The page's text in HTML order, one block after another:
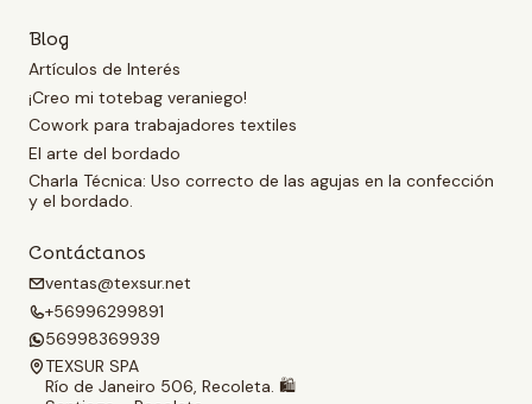
Blog
Artículos de Interés
¡Creo mi totebag veraniego!
Cowork para trabajadores textiles
El arte del bordado
Charla Técnica: Uso correcto de las agujas en la confección
y el bordado.
Contáctanos
ventas@texsur.net
+56996299891
56998369939
TEXSUR SPA
Río de Janeiro 506, Recoleta. 🛍️